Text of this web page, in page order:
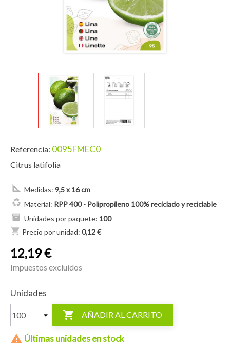
Referencia: 0095FMEC0
Citrus latifolia
Medidas: 9,5 x 16 cm
Material: RPP 400 - Polipropileno 100% reciclado y reciclable
Unidades por paquete: 100
shopping_cart Precio por unidad: 0,12 €
12,19 €
Impuestos excluidos
Unidades
 AÑADIR AL CARRITO
 Últimas unidades en stock